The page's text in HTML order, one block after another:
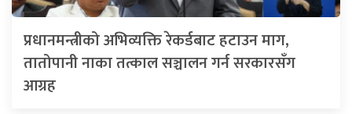
प्रधानमन्त्रीको अभिव्यक्ति रेकर्डबाट हटाउन माग,
तातोपानी नाका तत्काल सञ्चालन गर्न सरकारसँग
आग्रह